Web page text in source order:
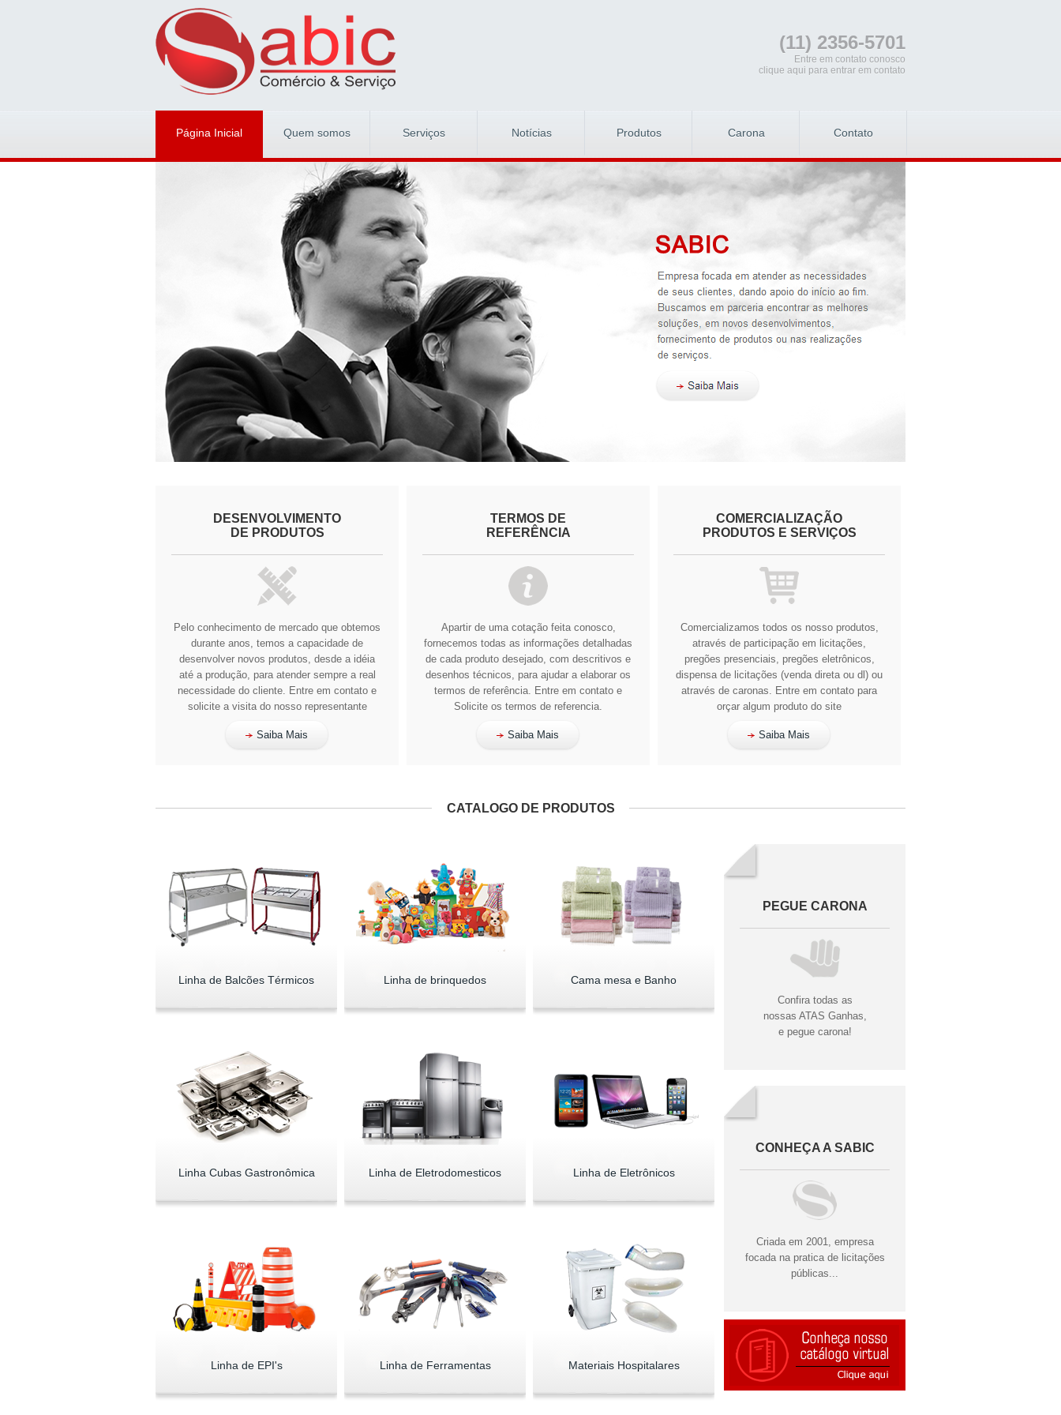
(11) 2356-5701
Entre em contato conosco
clique aqui para entrar em contato
Página Inicial Quem somos Serviços Notícias Produtos Carona Contato
DESENVOLVIMENTO
DE PRODUTOS
Pelo conhecimento de mercado que obtemos
durante anos, temos a capacidade de
desenvolver novos produtos, desde a idéia
até a produção, para atender sempre a real
necessidade do cliente. Entre em contato e
solicite a visita do nosso representante
Saiba Mais
TERMOS DE
REFERÊNCIA
Apartir de uma cotação feita conosco,
fornecemos todas as informações detalhadas
de cada produto desejado, com descritivos e
desenhos técnicos, para ajudar a elaborar os
termos de referência. Entre em contato e
Solicite os termos de referencia.
Saiba Mais
COMERCIALIZAÇÃO
PRODUTOS E SERVIÇOS
Comercializamos todos os nosso produtos,
através de participação em licitações,
pregões presenciais, pregões eletrônicos,
dispensa de licitações (venda direta ou dl) ou
através de caronas. Entre em contato para
orçar algum produto do site
Saiba Mais
CATALOGO DE PRODUTOS
PEGUE CARONA
Confira todas as
nossas ATAS Ganhas,
e pegue carona!
CONHEÇA A SABIC
Criada em 2001, empresa
focada na pratica de licitações
públicas...
Linha de Balcões Térmicos Linha de brinquedos Cama mesa e Banho
Linha Cubas Gastronômica Linha de Eletrodomesticos Linha de Eletrônicos
Linha de EPI's Linha de Ferramentas Materiais Hospitalares